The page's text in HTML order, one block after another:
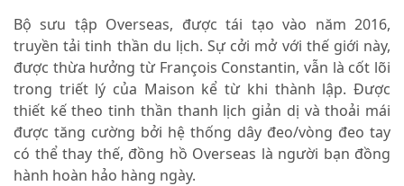
Bộ sưu tập Overseas, được tái tạo vào năm 2016,
truyền tải tinh thần du lịch. Sự cởi mở với thế giới này,
được thừa hưởng từ François Constantin, vẫn là cốt lõi
trong triết lý của Maison kể từ khi thành lập. Được
thiết kế theo tinh thần thanh lịch giản dị và thoải mái
được tăng cường bởi hệ thống dây đeo/vòng đeo tay
có thể thay thế, đồng hồ Overseas là người bạn đồng
hành hoàn hảo hàng ngày.